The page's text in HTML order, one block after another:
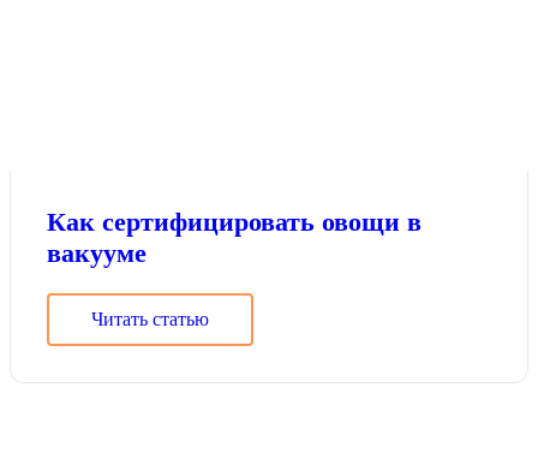
Как сертифицировать овощи в
вакууме
Читать статью